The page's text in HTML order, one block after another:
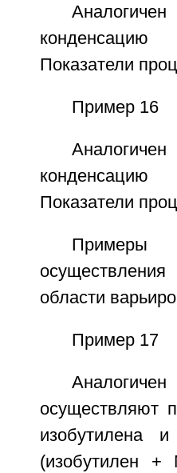
Показатели
Пример 16
Показатели
Примеры
области
Пример 17
осуществляют
изобутилена
(изобутилен +